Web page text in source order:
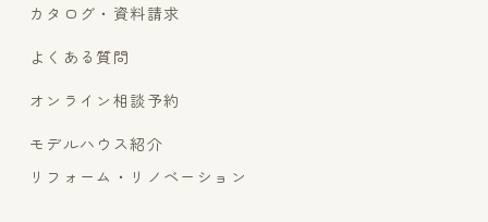
カタログ・資料請求
よくある質問
オンライン相談予約
モデルハウス紹介
リフォーム・リノベーション